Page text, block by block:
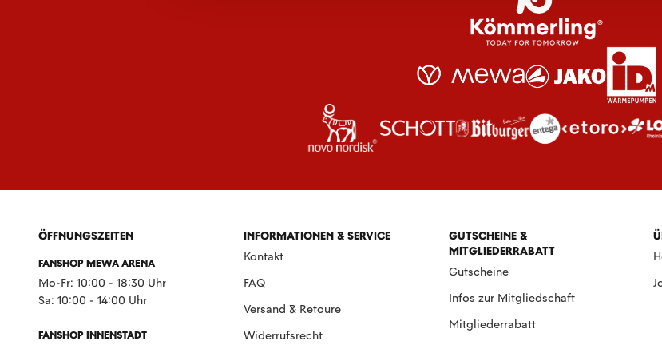
ÖFFNUNGSZEITEN
FANSHOP MEWA ARENA
Mo-Fr: 10:00 - 18:30 Uhr
Sa: 10:00 - 14:00 Uhr
FANSHOP INNENSTADT
INFORMATIONEN & SERVICE
Kontakt
FAQ
Versand & Retoure
Widerrufsrecht
GUTSCHEINE &
MITGLIEDERRABATT
Gutscheine
Infos zur Mitgliedschaft
Mitgliederrabatt